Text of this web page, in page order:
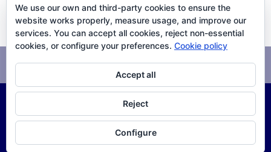
Uncategorized
Avís legal Política de cookies
©2026DISSALUD, SLU DesarrolloXPG Servicios
We use our own and third-party cookies to ensure the
website works properly, measure usage, and improve our
services. You can accept all cookies, reject non-essential
cookies, or configure your preferences. Cookie policy
Accept all
Reject
Configure